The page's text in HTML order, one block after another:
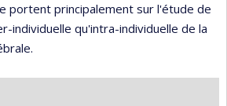
portent principalement sur l'étude de
individuelle qu'intra-individuelle de la